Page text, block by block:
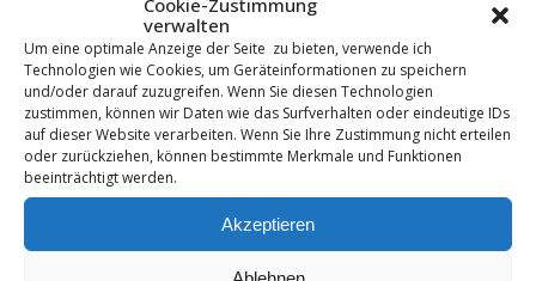
Cookie-Zustimmung
verwalten
Um eine optimale Anzeige der Seite zu bieten, verwende ich
Technologien wie Cookies, um Geräteinformationen zu speichern
und/oder darauf zuzugreifen. Wenn Sie diesen Technologien
zustimmen, können wir Daten wie das Surfverhalten oder eindeutige IDs
auf dieser Website verarbeiten. Wenn Sie Ihre Zustimmung nicht erteilen
oder zurückziehen, können bestimmte Merkmale und Funktionen
beeinträchtigt werden.
Akzeptieren
Suchen
Letzte Beiträge
Die Mentale Sicherheitsarchitektur
Wettbewerbsfähigkeit